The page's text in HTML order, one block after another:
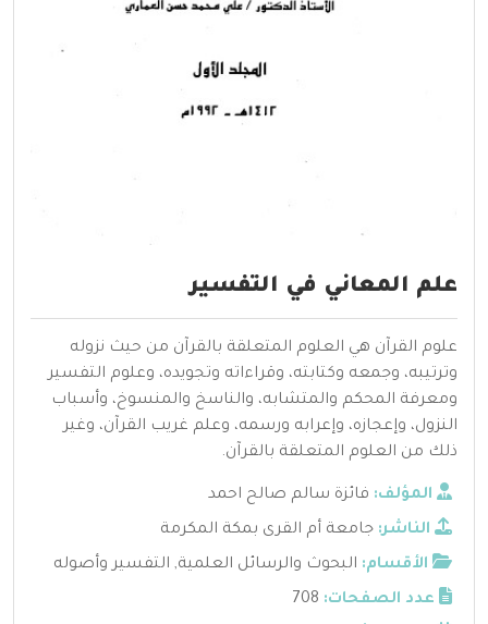
علم المعاني في التفسير
علوم القرآن هي العلوم المتعلقة بالقرآن من حيث نزوله
وترتيبه، وجمعه وكتابته، وقراءاته وتجويده، وعلوم التفسير
ومعرفة المحكم والمتشابه، والناسخ والمنسوخ، وأسباب
النزول، وإعجازه، وإعرابه ورسمه، وعلم غريب القرآن، وغير
ذلك من العلوم المتعلقة بالقرآن.
المؤلف: فائزة سالم صالح احمد
الناشر: جامعة أم القرى بمكة المكرمة
الأقسام: البحوث والرسائل العلمية, التفسير وأصوله
عدد الصفحات: 708